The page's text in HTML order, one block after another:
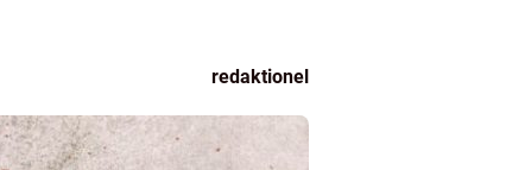
redaktionel